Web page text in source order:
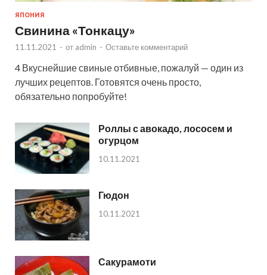
ЯПОНИЯ
Свинина «Тонкацу»
11.11.2021 - от admin - Оставьте комментарий
4 Вкуснейшие свиные отбивные, пожалуй — один из
лучших рецептов. Готовятся очень просто,
обязательно попробуйте!
Роллы с авокадо, лососем и
огурцом
10.11.2021
Гюдон
10.11.2021
Сакурамоти